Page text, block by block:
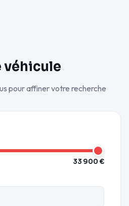
véhicule
pour affiner votre recherche
33 900 €